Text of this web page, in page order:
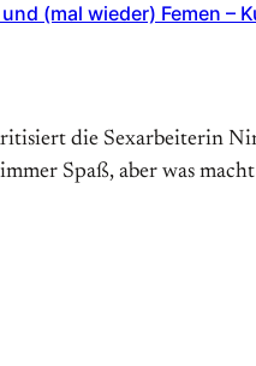
(mal wieder) Femen –
die Sexarbeiterin
Spaß, aber was